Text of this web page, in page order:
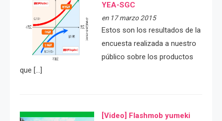
YEA-SGC
en 17 marzo 2015
Estos son los resultados de la
encuesta realizada a nuestro
público sobre los productos
que […]
[Video] Flashmob yumeki